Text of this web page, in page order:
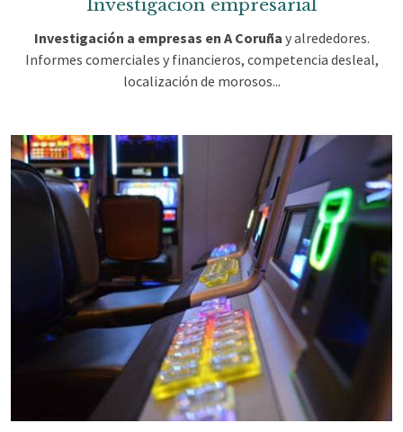
Investigación empresarial
Investigación a empresas en A Coruña y alrededores.
Informes comerciales y financieros, competencia desleal,
localización de morosos...